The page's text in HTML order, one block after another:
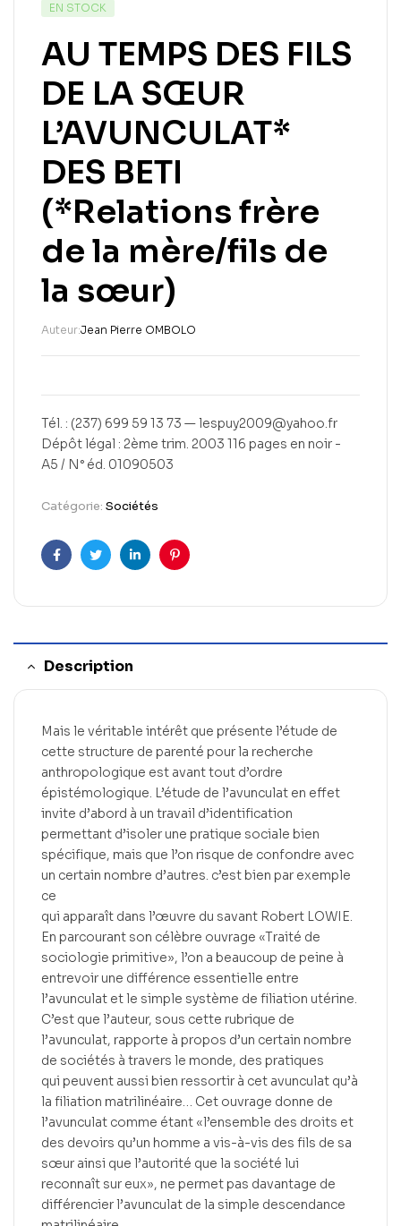
EN STOCK
AU TEMPS DES FILS
DE LA SŒUR
L’AVUNCULAT*
DES BETI
(*Relations frère
de la mère/fils de
la sœur)
Auteur:Jean Pierre OMBOLO
Tél. : (237) 699 59 13 73 — lespuy2009@yahoo.fr
Dépôt légal : 2ème trim. 2003 116 pages en noir -
A5 / N° éd. 01090503
Catégorie: Sociétés
FacebookTwitterLinkedinPinterest
Description
Mais le véritable intérêt que présente l’étude de
cette structure de parenté pour la recherche
anthropologique est avant tout d’ordre
épistémologique. L’étude de l’avunculat en effet
invite d’abord à un travail d’identification
permettant d’isoler une pratique sociale bien
spécifique, mais que l’on risque de confondre avec
un certain nombre d’autres. c’est bien par exemple
ce
qui apparaît dans l’œuvre du savant Robert LOWIE.
En parcourant son célèbre ouvrage «Traité de
sociologie primitive», l’on a beaucoup de peine à
entrevoir une différence essentielle entre
l’avunculat et le simple système de filiation utérine.
C’est que l’auteur, sous cette rubrique de
l’avunculat, rapporte à propos d’un certain nombre
de sociétés à travers le monde, des pratiques
qui peuvent aussi bien ressortir à cet avunculat qu’à
la filiation matrilinéaire… Cet ouvrage donne de
l’avunculat comme étant «l’ensemble des droits et
des devoirs qu’un homme a vis-à-vis des fils de sa
sœur ainsi que l’autorité que la société lui
reconnaît sur eux», ne permet pas davantage de
différencier l’avunculat de la simple descendance